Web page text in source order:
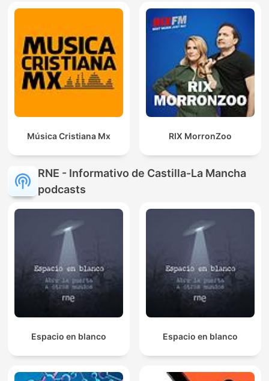
Música Cristiana Mx RIX MorronZoo
RNE - Informativo de Castilla-La Mancha
podcasts
Espacio en blanco Espacio en blanco